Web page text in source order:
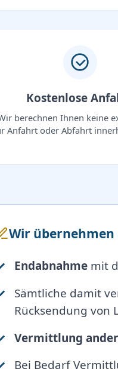
Kostenlose
berechnen Ihnen keine
Anfahrt oder Abfahrt
Wir übernehmen
Endabnahme mit
Sämtliche damit
Rücksendung von
Vermittlung
Bei Bedarf